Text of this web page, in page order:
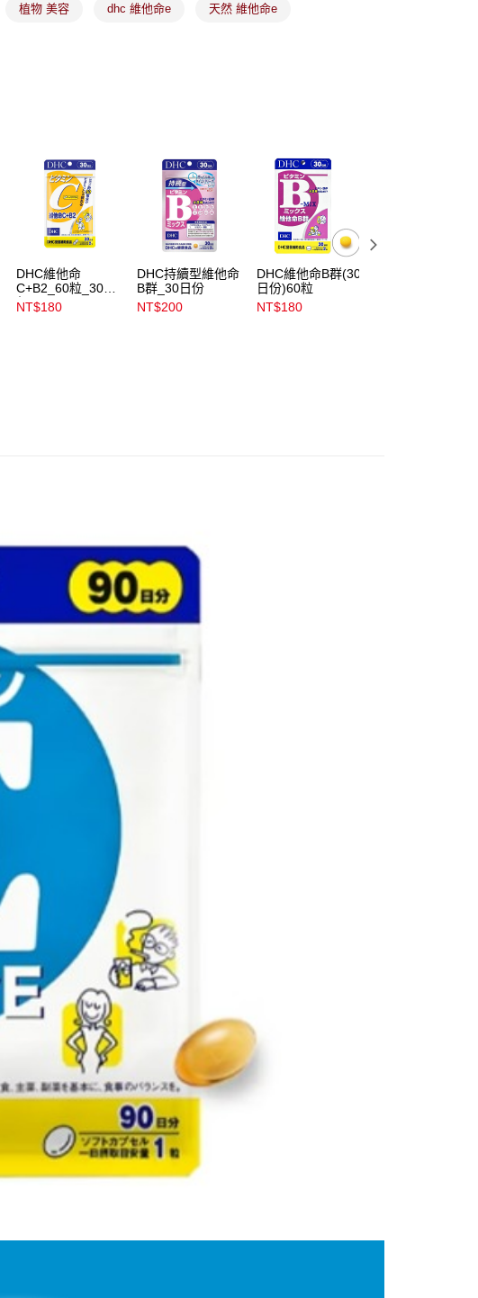
用戶於交易時，得透過本服務購買商品或服務，並由商店將買賣／分期付
付款後7-11取貨
付款後門市自取
每筆NT$100，滿NT$399(含以上)免運費
植物 美容 dhc 維他命e 天然 維他命e
DHC維他命
C+B2_60粒_30日
份
NT$180
DHC持續型維他命
B群_30日份
NT$200
DHC維他命B群(30
日份)60粒
NT$180